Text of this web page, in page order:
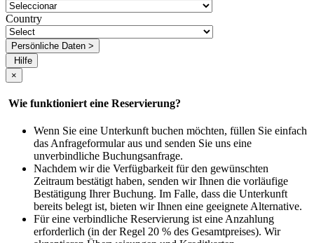
Country
Persönliche Daten >
Hilfe
×
Wie funktioniert eine Reservierung?
Wenn Sie eine Unterkunft buchen möchten, füllen Sie einfach
das Anfrageformular aus und senden Sie uns eine
unverbindliche Buchungsanfrage.
Nachdem wir die Verfügbarkeit für den gewünschten
Zeitraum bestätigt haben, senden wir Ihnen die vorläufige
Bestätigung Ihrer Buchung. Im Falle, dass die Unterkunft
bereits belegt ist, bieten wir Ihnen eine geeignete Alternative.
Für eine verbindliche Reservierung ist eine Anzahlung
erforderlich (in der Regel 20 % des Gesamtpreises). Wir